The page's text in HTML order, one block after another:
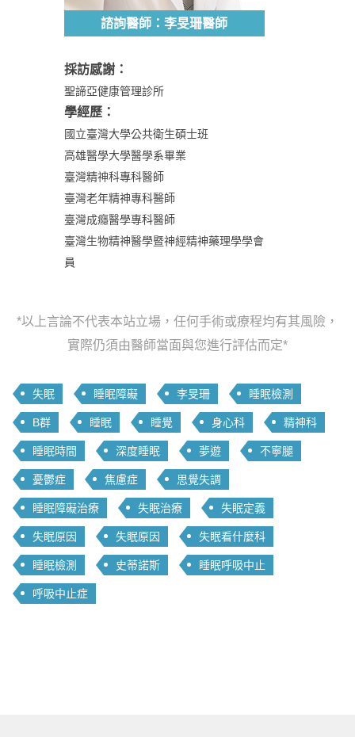
諮詢醫師：李旻珊醫師
採訪感謝：
聖諦亞健康管理診所
學經歷：
國立臺灣大學公共衛生碩士班
高雄醫學大學醫學系畢業
臺灣精神科專科醫師
臺灣老年精神專科醫師
臺灣成癮醫學專科醫師
臺灣生物精神醫學暨神經精神藥理學學會
員
*以上言論不代表本站立場，任何手術或療程均有其風險，
實際仍須由醫師當面與您進行評估而定*
失眠 睡眠障礙 李旻珊 睡眠檢測
B群 睡眠 睡覺 身心科 精神科
睡眠時間 深度睡眠 夢遊 不寧腿
憂鬱症 焦慮症 思覺失調
睡眠障礙治療 失眠治療 失眠定義
失眠原因 失眠原因 失眠看什麼科
睡眠檢測 史蒂諾斯 睡眠呼吸中止
呼吸中止症